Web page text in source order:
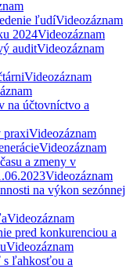
ľudíVideozáznam
2024Videozáznam
auditVideozáznam
Videozáznam
na účtovníctvo a
praxiVideozáznam
Videozáznam
a zmeny v
Videozáznam
na výkon sezónnej
Videozáznam
pred konkurenciou a
Videozáznam
ľahkosťou a